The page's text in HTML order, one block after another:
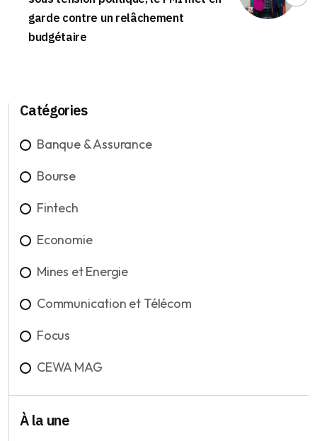
garde contre un relâchement
budgétaire
Catégories
Banque & Assurance
Bourse
Fintech
Economie
Mines et Energie
Communication et Télécom
Focus
CEWA MAG
À la une